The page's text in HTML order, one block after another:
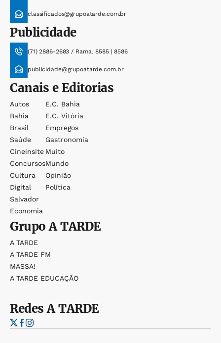
classificados@grupoatarde.com.br
Publicidade
(71) 2886-2683 / Ramal 8585 | 8586
publicidade@grupoatarde.com.br
Canais e Editorias
Autos
Bahia
Brasil
Saúde
Cineinsite
Concursos
Cultura
Digital
Salvador
Economia
E.c. Bahia
E.c. Vitória
Empregos
Gastronomia
Muito
Mundo
Opinião
Política
GrupoA TARDE
A TARDE
A TARDE FM
MASSA!
A TARDE EDUCAÇÃO
RedesA TARDE